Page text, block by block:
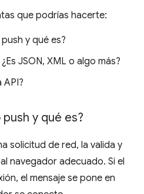
que podrías hacerte:
y qué es?
JSON, XML o algo más?
API?
y qué es?
solicitud de red, la valida y
navegador adecuado. Si el
el mensaje se pone en